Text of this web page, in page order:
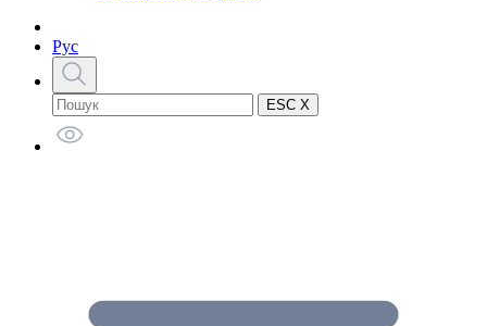
Рус
ESC X